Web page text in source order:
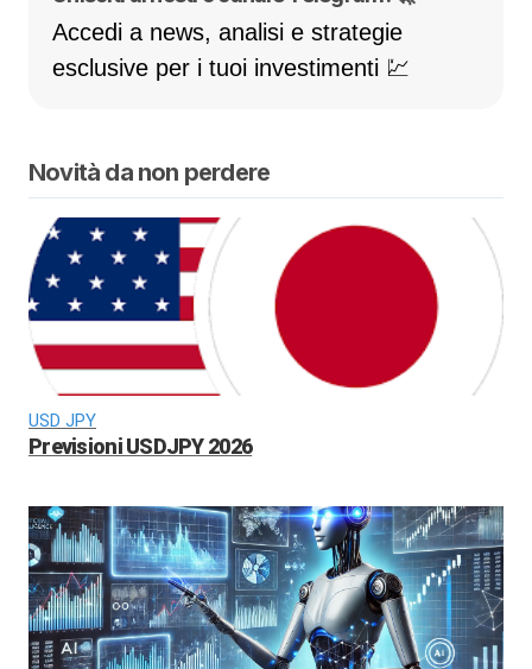
Accedi a news, analisi e strategie
esclusive per i tuoi investimenti 💹
Novità da non perdere
USD JPY
Previsioni USDJPY 2026